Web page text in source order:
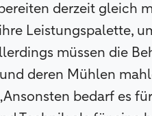
derzeit gleich
Leistungspalette,
müssen die
deren Mühlen
bedarf es